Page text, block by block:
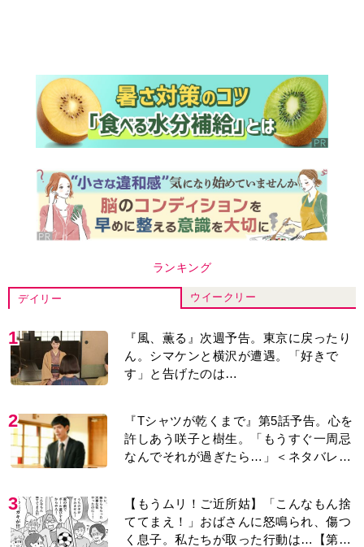
ランキング
デイリー ウイークリー
1
『風、薫る』次週予告。東京に戻ったり
ん。シマケンと横沢が遭遇。「好きで
す」と告げたのは…
2
『Tシャツが乾くまで』第5話予告。心を
許しあう咲子と樹生。「もうすぐ一周忌
なんでそれが過ぎたら…」＜ネタバレあ
3
【もうムリ！ご近所姑】「こんなもん捨
ててまえ！」おばさんに怒鳴られ、傷つ
く息子。私たちが取った行動は…【第3